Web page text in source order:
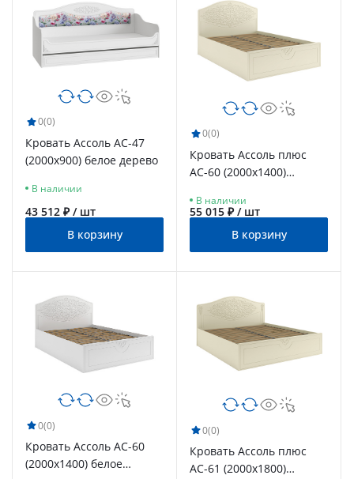
0(0)
Кровать Ассоль АС-47
(2000х900) белое дерево
В наличии
43 512 ₽ / шт
В корзину
0(0)
Кровать Ассоль плюс
АС-60 (2000х1400)
В наличии
55 015 ₽ / шт
В корзину
0(0)
Кровать Ассоль АС-60
(2000х1400) белое
0(0)
Кровать Ассоль плюс
АС-61 (2000х1800)